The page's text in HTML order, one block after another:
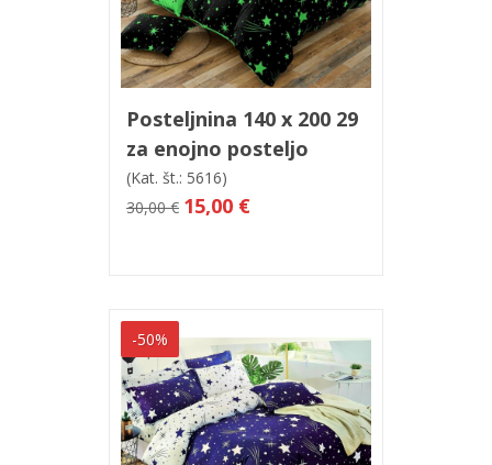
V košarico Hitri ogled
Posteljnina 140 x 200 29
za enojno posteljo
(Kat. št.: 5616)
30,00 € 15,00 €
-50%